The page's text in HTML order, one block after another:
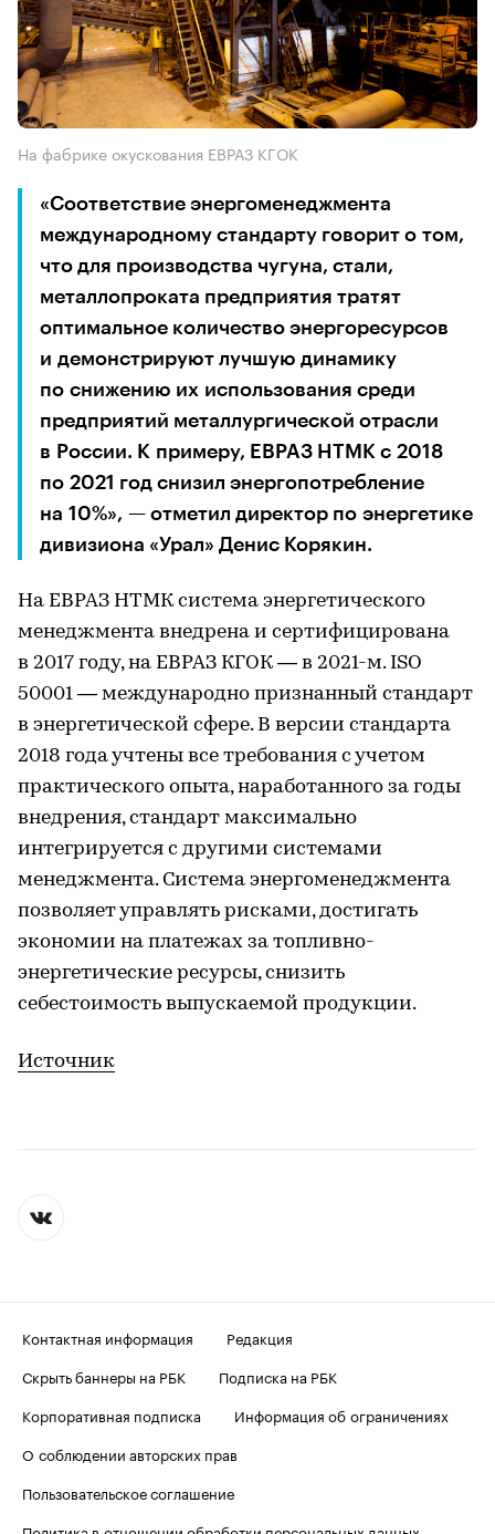
На фабрике окускования ЕВРАЗ КГОК
«Соответствие энергоменеджмента
международному стандарту говорит о том,
что для производства чугуна, стали,
металлопроката предприятия тратят
оптимальное количество энергоресурсов
и демонстрируют лучшую динамику
по снижению их использования среди
предприятий металлургической отрасли
в России. К примеру, ЕВРАЗ НТМК с 2018
по 2021 год снизил энергопотребление
на 10%», — отметил директор по энергетике
дивизиона «Урал» Денис Корякин.
На ЕВРАЗ НТМК система энергетического
менеджмента внедрена и сертифицирована
в 2017 году, на ЕВРАЗ КГОК — в 2021-м. ISO
50001 — международно признанный стандарт
в энергетической сфере. В версии стандарта
2018 года учтены все требования с учетом
практического опыта, наработанного за годы
внедрения, стандарт максимально
интегрируется с другими системами
менеджмента. Система энергоменеджмента
позволяет управлять рисками, достигать
экономии на платежах за топливно-
энергетические ресурсы, снизить
себестоимость выпускаемой продукции.
Источник
Контактная информация
Редакция
Скрыть баннеры на РБК
Подписка на РБК
Корпоративная подписка
Информация об ограничениях
О соблюдении авторских прав
Пользовательское соглашение